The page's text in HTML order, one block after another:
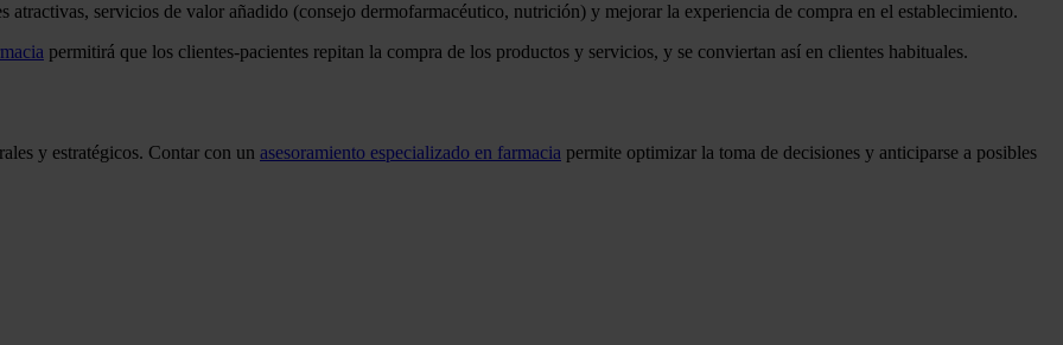
servicios de valor añadido (consejo dermofarmacéutico, nutrición) y mejorar la experiencia de compra en el establecimiento.
permitirá que los clientes-pacientes repitan la compra de los productos y servicios, y se conviertan así en clientes habituales.
y estratégicos. Contar con un asesoramiento especializado en farmacia permite optimizar la toma de decisiones y anticiparse a posibles